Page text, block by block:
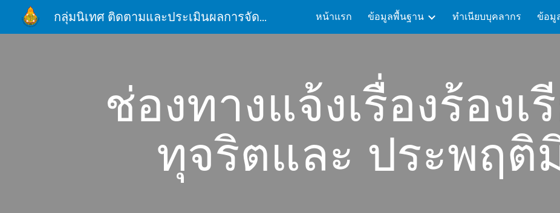
Skip to main content Skip to navigation
กลุ่มนิเทศ ติดตามและประเมินผลการจัดการศึกษา สพม.บุรีรัมย์ หน้าแรก ข้อมูลพื้นฐาน ทำเนียบบุคลากร ข้อมู
ช่องทางแจ้งเรื่องร้องเ
ทุจริตและ ประพฤติ